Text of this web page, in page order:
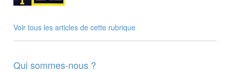
Voir tous les articles de cette rubrique
Qui sommes-nous ?